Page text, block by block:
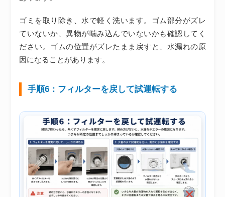
ゴミを取り除き、水で軽く洗います。ゴム部分がズレ
ていないか、異物が噛み込んでいないかも確認してく
ださい。ゴムの位置がズレたまま戻すと、水漏れの原
因になることがあります。
手順6：フィルターを戻して試運転する